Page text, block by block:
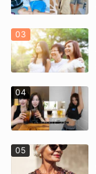
03
04
05